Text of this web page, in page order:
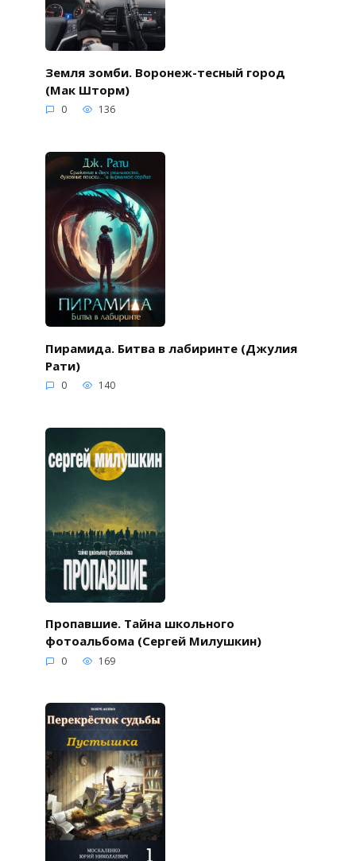
Земля зомби. Воронеж-тесный город
(Мак Шторм)
0 136
Пирамида. Битва в лабиринте (Джулия
Рати)
0 140
Пропавшие. Тайна школьного
фотоальбома (Сергей Милушкин)
0 169